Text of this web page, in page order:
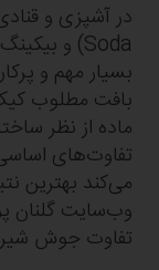
بسیار مهم و
بافت مطلوب
ماده از نظر
تفاوت‌های
می‌کند بهترین
وب‌سایت گلنان
تفاوت جوش